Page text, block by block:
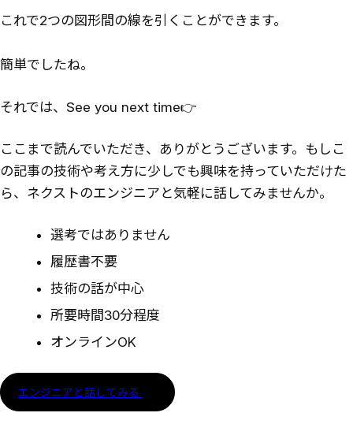
これで2つの図形間の線を引くことができます。
簡単でしたね。
それでは、See you next time👉
ここまで読んでいただき、ありがとうございます。もしこ
の記事の技術や考え方に少しでも興味を持っていただけた
ら、ネクストのエンジニアと気軽に話してみませんか。
選考ではありません
履歴書不要
技術の話が中心
所要時間30分程度
オンラインOK
エンジニアと話してみる